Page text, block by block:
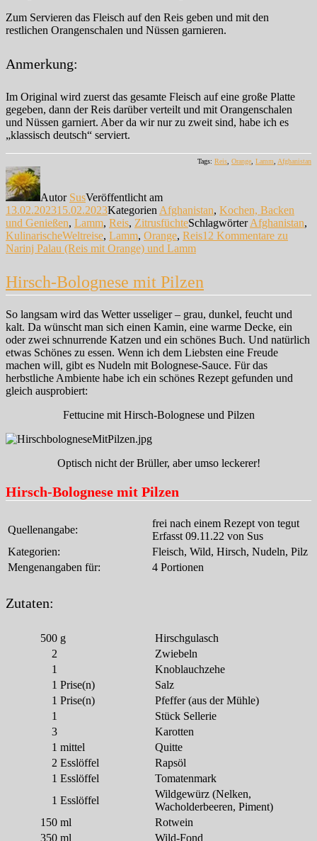
Zum Servieren das Fleisch auf den Reis geben und mit den
restlichen Orangenschalen und Nüssen garnieren.
Anmerkung:
Im Original wird zuerst das gesamte Fleisch auf eine große Platte
gegeben, dann der Reis darüber verteilt und mit Orangenschalen
und Nüssen garniert. Aber da wir nur zu zweit sind, habe ich es
„klassisch deutsch“ serviert.
Tags: Reis Orange Lamm Afghanistan
Autor SusVeröffentlicht am
13.02.202315.02.2023Kategorien Afghanistan, Kochen, Backen
und Genießen, Lamm, Reis, ZitrusfüchteSchlagwörterAfghanistan,
KulinarischeWeltreise, Lamm, Orange, Reis12 Kommentare zu
Narinj Palau (Reis mit Orange) und Lamm
Hirsch-Bolognese mit Pilzen
So langsam wird das Wetter usseliger – grau, dunkel, feucht und
kalt. Da wünscht man sich einen Kamin, eine warme Decke, ein
oder zwei schnurrende Katzen und ein schönes Buch. Und natürlich
etwas Schönes zu essen. Wenn ich dem Liebsten eine Freude
machen will, gibt es Nudeln mit Bolognese-Sauce. Für das
herbstliche Ambiente habe ich ein schönes Rezept gefunden und
gleich ausprobiert:
Fettucine mit Hirsch-Bolognese und Pilzen
Optisch nicht der Brüller, aber umso leckerer!
Hirsch-Bolognese mit Pilzen
Quellenangabe:
frei nach einem Rezept von tegut
Erfasst 09.11.22 von Sus
Kategorien:
Fleisch, Wild, Hirsch, Nudeln, Pilz
Mengenangaben für:
4 Portionen
Zutaten:
500 g
Hirschgulasch
2
Zwiebeln
1
Knoblauchzehe
1 Prise(n)
Salz
1 Prise(n)
Pfeffer (aus der Mühle)
1
Stück Sellerie
3
Karotten
1 mittel
Quitte
2 Esslöffel
Rapsöl
1 Esslöffel
Tomatenmark
1 Esslöffel
Wildgewürz (Nelken,
Wacholderbeeren, Piment)
150 ml
Rotwein
350 ml Wild-Fond